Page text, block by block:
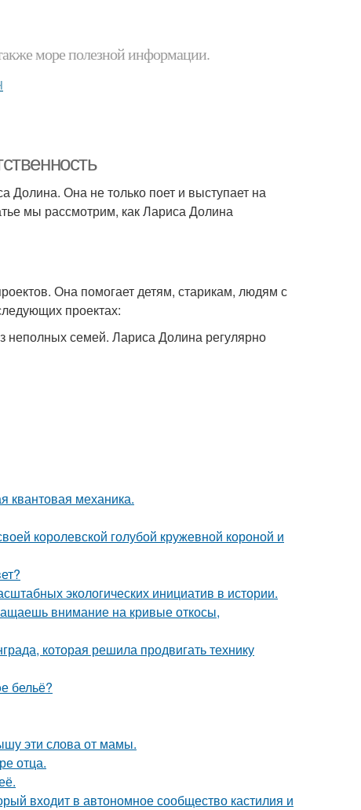
море полезной информации.
Долина. Она не только поет и выступает на
мы рассмотрим, как Лариса Долина
Она помогает детям, старикам, людям с
проектах:
неполных семей. Лариса Долина регулярно
квантовая механика.
королевской голубой кружевной короной и
экологических инициатив в истории.
внимание на кривые откосы,
которая решила продвигать технику
бельё?
эти слова от мамы.
отца.
входит в автономное сообщество кастилия и